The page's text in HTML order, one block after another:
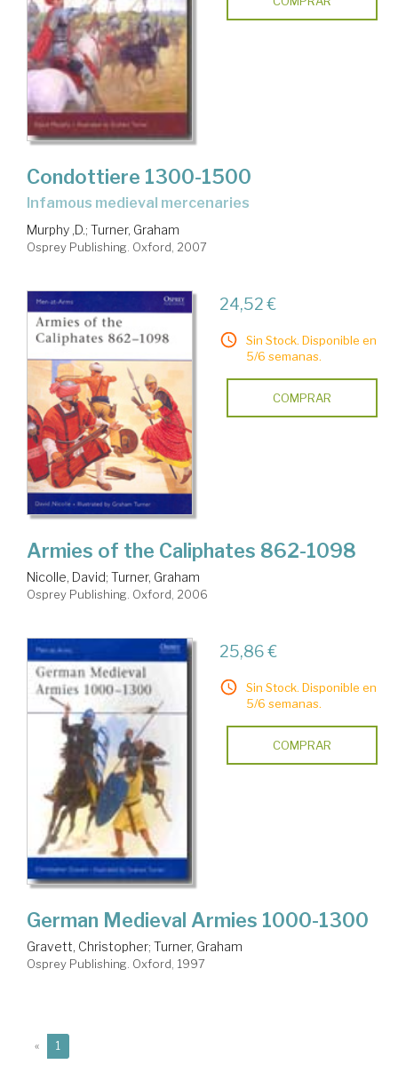
Condottiere 1300-1500
infamous medieval mercenaries
Murphy ,D.; Turner, Graham
Osprey Publishing. Oxford, 2007
24,52 €
Sin Stock. Disponible en
5/6 semanas.
COMPRAR
Armies of the Caliphates 862-1098
Nicolle, David; Turner, Graham
Osprey Publishing. Oxford, 2006
25,86 €
Sin Stock. Disponible en
5/6 semanas.
COMPRAR
German Medieval Armies 1000-1300
Gravett, Christopher; Turner, Graham
Osprey Publishing. Oxford, 1997
« 1